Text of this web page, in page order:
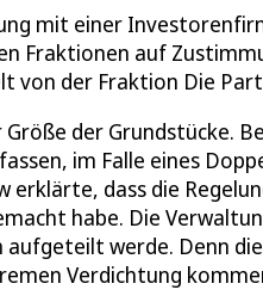
mit einer
Fraktionen auf
von der Fraktion Die
der Grundstücke.
im Falle eines
erklärte, dass die
habe. Die
aufgeteilt werde. Denn
Verdichtung